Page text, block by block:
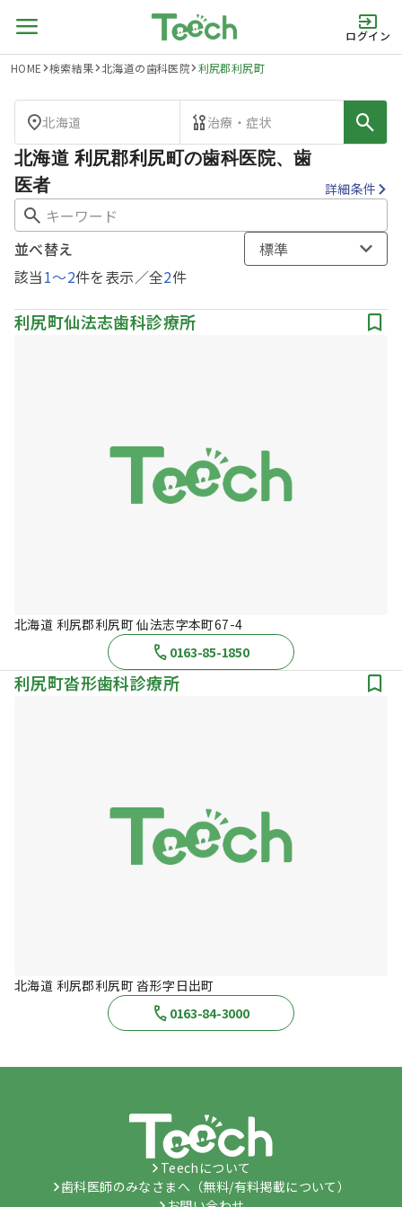
ログイン
HOME 検索結果 北海道の歯科医院 利尻郡利尻町
北海道 治療・症状
北海道 利尻郡利尻町の歯科医院、歯
医者
詳細条件
該当1〜2件を表示／全2件
並べ替え 標準
利尻町仙法志歯科診療所
北海道 利尻郡利尻町 仙法志字本町67-4
0163-85-1850
利尻町沓形歯科診療所
北海道 利尻郡利尻町 沓形字日出町
0163-84-3000
Teechについて
歯科医師のみなさまへ（無料/有料掲載について）